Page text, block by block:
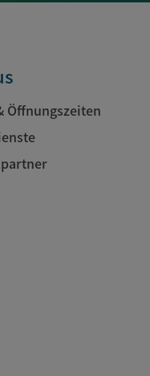
Öffnungszeiten